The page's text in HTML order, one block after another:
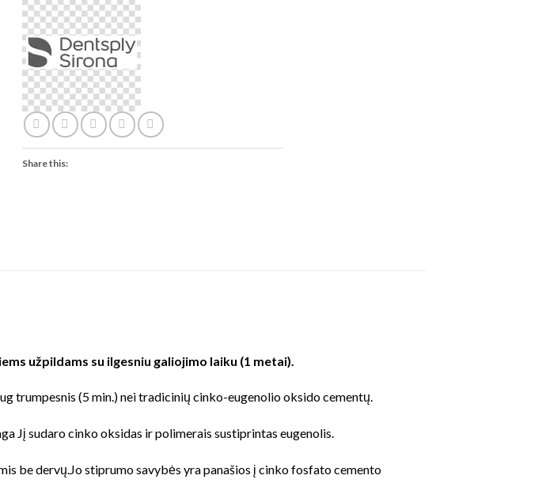
Share this:
užpildams su ilgesniu galiojimo laiku (1 metai).
trumpesnis (5 min.) nei tradicinių cinko-eugenolio oksido cementų.
Jį sudaro cinko oksidas ir polimerais sustiprintas eugenolis.
be dervų.Jo stiprumo savybės yra panašios į cinko fosfato cemento